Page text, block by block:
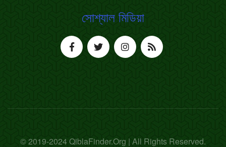
সোশ্যাল মিডিয়া
© 2019-2024 QiblaFinder.Org | All Rights Reserved.